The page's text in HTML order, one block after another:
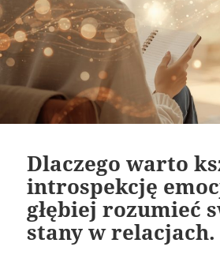
Dlaczego warto
introspekcję
głębiej rozumieć
stany w relacjach.